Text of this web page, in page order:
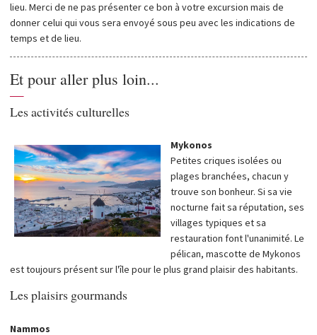
lieu. Merci de ne pas présenter ce bon à votre excursion mais de
donner celui qui vous sera envoyé sous peu avec les indications de
temps et de lieu.
Et pour aller plus loin...
—
Les activités culturelles
Mykonos
Petites criques isolées ou
plages branchées, chacun y
trouve son bonheur. Si sa vie
nocturne fait sa réputation, ses
villages typiques et sa
restauration font l'unanimité. Le
pélican, mascotte de Mykonos
est toujours présent sur l'île pour le plus grand plaisir des habitants.
Les plaisirs gourmands
Nammos